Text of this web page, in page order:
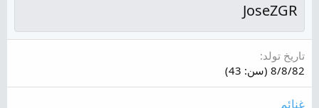
JoseZGR
تاریخ تولد
8/8/82 (سن: 43)
غنائم